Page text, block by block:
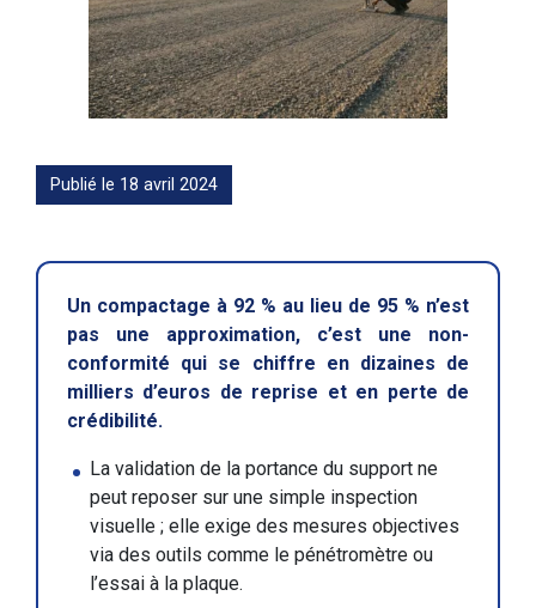
Publié le 18 avril 2024
Un compactage à 92 % au lieu de 95 % n’est
pas une approximation, c’est une non-
conformité qui se chiffre en dizaines de
milliers d’euros de reprise et en perte de
crédibilité.
La validation de la portance du support ne
peut reposer sur une simple inspection
visuelle ; elle exige des mesures objectives
via des outils comme le pénétromètre ou
l’essai à la plaque.